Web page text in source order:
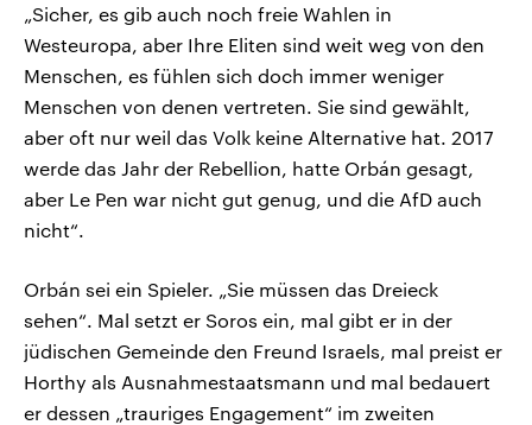
„Sicher, es gib auch noch freie Wahlen in
Westeuropa, aber Ihre Eliten sind weit weg von den
Menschen, es fühlen sich doch immer weniger
Menschen von denen vertreten. Sie sind gewählt,
aber oft nur weil das Volk keine Alternative hat. 2017
werde das Jahr der Rebellion, hatte Orbán gesagt,
aber Le Pen war nicht gut genug, und die AfD auch
nicht“.
Orbán sei ein Spieler. „Sie müssen das Dreieck
sehen“. Mal setzt er Soros ein, mal gibt er in der
jüdischen Gemeinde den Freund Israels, mal preist er
Horthy als Ausnahmestaatsmann und mal bedauert
er dessen „trauriges Engagement“ im zweiten